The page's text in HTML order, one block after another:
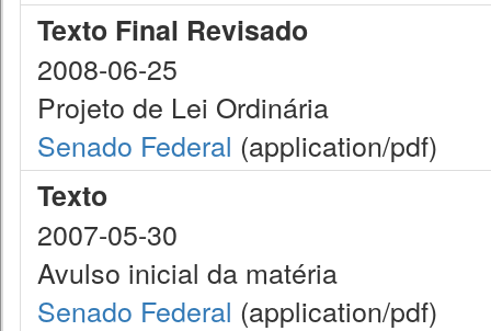
Texto Final Revisado
2008-06-25
Projeto de Lei Ordinária
Senado Federal (application/pdf)
Texto
2007-05-30
Avulso inicial da matéria
Senado Federal (application/pdf)